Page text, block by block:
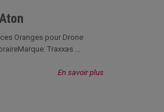
Oranges pour Drone
Traxxas ...
En savoir plus